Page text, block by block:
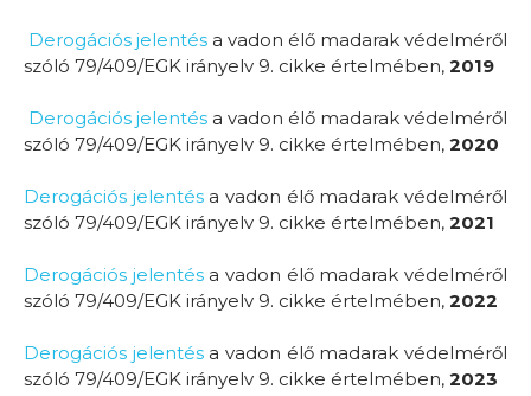
Derogációs jelentés a vadon élő madarak védelméről
szóló 79/409/EGK irányelv 9. cikke értelmében, 2019
Derogációs jelentés a vadon élő madarak védelméről
szóló 79/409/EGK irányelv 9. cikke értelmében, 2020
Derogációs jelentésa vadon élő madarak védelméről
szóló 79/409/EGK irányelv 9. cikke értelmében, 2021
Derogációs jelentésa vadon élő madarak védelméről
szóló 79/409/EGK irányelv 9. cikke értelmében, 2022
Derogációs jelentésa vadon élő madarak védelméről
szóló 79/409/EGK irányelv 9. cikke értelmében, 2023